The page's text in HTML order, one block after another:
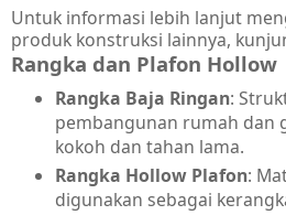
Untuk informasi lebih lanjut
produk konstruksi lainnya,
Rangka dan Plafon Hollow
Rangka Baja Ringan:
pembangunan rumah dan
kokoh dan tahan lama.
Rangka Hollow Plafon:
digunakan sebagai